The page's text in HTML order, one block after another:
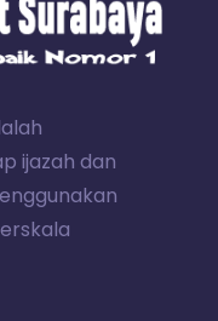
ijazah dan